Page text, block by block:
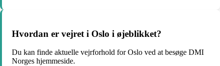
Hvordan er vejret i Oslo i øjeblikket?
Du kan finde aktuelle vejrforhold for Oslo ved at besøge DMI
Norges hjemmeside.